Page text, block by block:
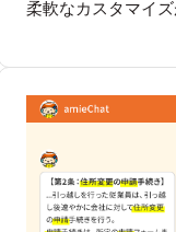
柔軟なカスタマイズ